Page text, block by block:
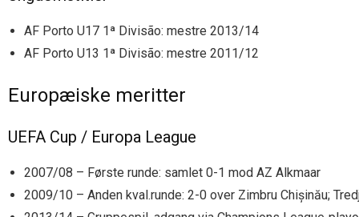
AF Porto U17 1ª Divisão: mestre 2013/14
AF Porto U13 1ª Divisão: mestre 2011/12
Europæiske meritter
UEFA Cup / Europa League
2007/08 – Første runde: samlet 0-1 mod AZ Alkmaar
2009/10 – Anden kval.runde: 2-0 over Zimbru Chișinău;